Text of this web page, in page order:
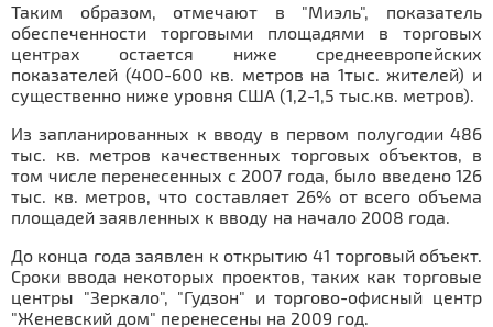
Таким образом, отмечают в "Миэль", показатель
обеспеченности торговыми площадями в торговых
центрах остается ниже среднеевропейских
показателей (400-600 кв. метров на 1тыс. жителей) и
существенно ниже уровня США (1,2-1,5 тыс.кв. метров).
Из запланированных к вводу в первом полугодии 486
тыс. кв. метров качественных торговых объектов, в
том числе перенесенных с 2007 года, было введено 126
тыс. кв. метров, что составляет 26% от всего объема
площадей заявленных к вводу на начало 2008 года.
До конца года заявлен к открытию 41 торговый объект.
Сроки ввода некоторых проектов, таких как торговые
центры "Зеркало", "Гудзон" и торгово-офисный центр
"Женевский дом" перенесены на 2009 год.